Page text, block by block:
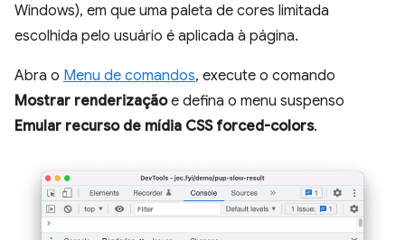
Windows), em que uma paleta de cores limitada
escolhida pelo usuário é aplicada à página.
Abra o Menu de comandos, execute o comando
Mostrar renderizaçãoe defina o menu suspenso
Emular recurso de mídia CSS forced-colors.